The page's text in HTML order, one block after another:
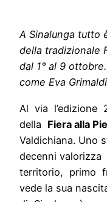
A Sinalunga tutto
della tradizionale
dal 1° al 9
come Eva
Al via l’edizione
della Fiera alla
Valdichiana. Uno
decenni
territorio, primo
vede la sua